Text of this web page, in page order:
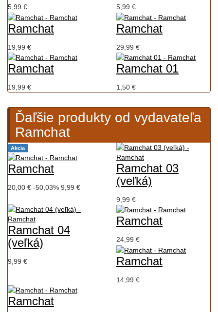
5,99 € 5,99 €
Ramchat
19,99 €
Ramchat
29,99 €
Ramchat
19,99 €
Ramchat 01
1,50 €
Ďaľšie produkty od vydavateľa
Ramchat
Akcia
Ramchat
20,00 € -50,03% 9,99 €
Ramchat 03
(veľká)
9,99 €
Ramchat 04
(veľká)
9,99 €
Ramchat
24,99 €
Ramchat
14,99 €
Ramchat